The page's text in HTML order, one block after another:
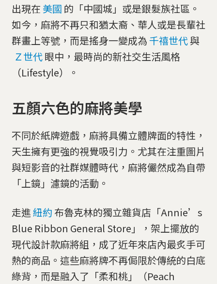
出現在 美國 的「中國城」或是銀髮族社區。
如今，麻將不再只和猶太裔、華人或是長輩社
群畫上等號，而是搖身一變成為千禧世代與
Ｚ世代眼中，最時尚的新社交生活風格
（Lifestyle）。
五顏六色的麻將美學
不同於紙牌遊戲，麻將具備立體牌面的特性，
天生擁有更強的視覺吸引力。尤其在注重圖片
與短影音的社群媒體時代，麻將儼然成為自帶
「上鏡」濾鏡的活動。
走進紐約 布魯克林的獨立雜貨店「Annie’s
Blue Ribbon General Store」，架上擺放的
現代設計款麻將組，成了近年來店內最炙手可
熱的商品。這些麻將牌不再侷限於傳統的白底
綠背，而是融入了「柔和桃」（Peach